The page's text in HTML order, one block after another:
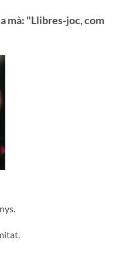
mà: "Llibres-joc, com